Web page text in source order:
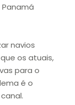
navios
os atuais,
para o
é o